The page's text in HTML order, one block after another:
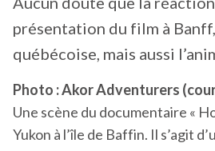
présentation du film à
québécoise, mais aussi
Photo : Akor Adventurers
Une scène du documentaire «
Yukon à l’île de Baffin. Il s’agit